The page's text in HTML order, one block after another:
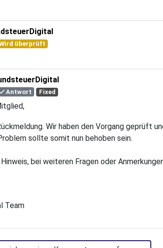
überprüft
Antwort Fixed
Wir haben den Vorgang geprüft
sollte somit nun behoben sein.
bei weiteren Fragen oder
Team